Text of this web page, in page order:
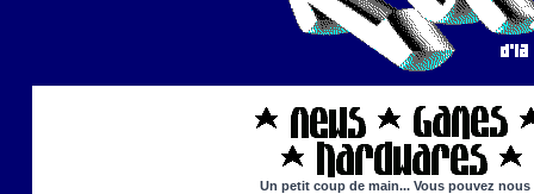
Un petit coup de main... Vous pouvez